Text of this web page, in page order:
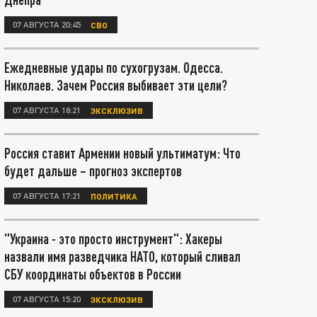
07 АВГУСТА 20:45 СВО
Ежедневные удары по сухогрузам. Одесса.
Николаев. Зачем Россия выбивает эти цели?
07 АВГУСТА 18:21 ЭКСКЛЮЗИВ
Россия ставит Армении новый ультиматум: Что
будет дальше – прогноз экспертов
07 АВГУСТА 17:21 ПОЛИТИКА
"Украина - это просто инструмент": Хакеры
назвали имя разведчика НАТО, который сливал
СБУ координаты объектов в России
07 АВГУСТА 15:20 ЭКСКЛЮЗИВ